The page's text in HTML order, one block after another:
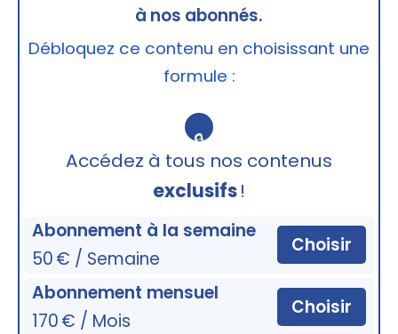
à nos abonnés.
Débloquez ce contenu en choisissant une
formule :
🔒
Accédez à tous nos contenus
exclusifs!
Abonnement à la semaine
50 € / Semaine
Choisir
Abonnement mensuel
170 € / Mois
Choisir